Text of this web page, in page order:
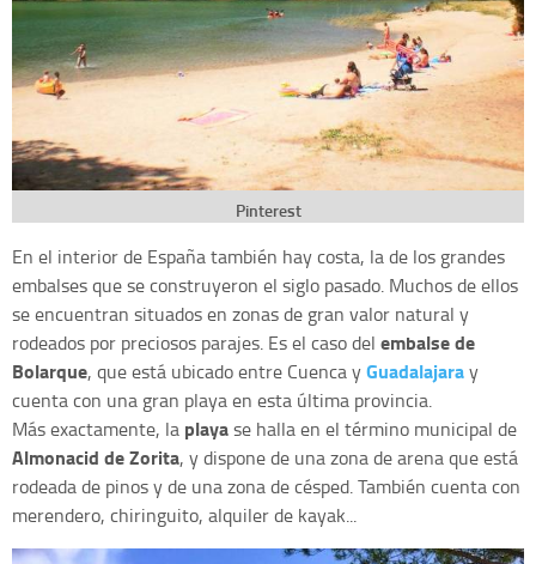
Pinterest
En el interior de España también hay costa, la de los grandes
embalses que se construyeron el siglo pasado. Muchos de ellos
se encuentran situados en zonas de gran valor natural y
rodeados por preciosos parajes. Es el caso del embalse de
Bolarque, que está ubicado entre Cuenca yGuadalajaray
cuenta con una gran playa en esta última provincia.
Más exactamente, la playase halla en el término municipal de
Almonacid de Zorita, y dispone de una zona de arena que está
rodeada de pinos y de una zona de césped. También cuenta con
merendero, chiringuito, alquiler de kayak...